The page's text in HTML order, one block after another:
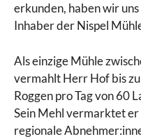
erkunden, haben wir
Inhaber der Nispel
Als einzige Mühle
vermahlt Herr Hof bis
Roggen pro Tag von 60
Sein Mehl vermarktet
regionale